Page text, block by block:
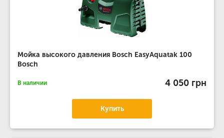
Мойка высокого давления Bosch EasyAquatak 100
Bosch
В наличии 4 050 грн
Купить